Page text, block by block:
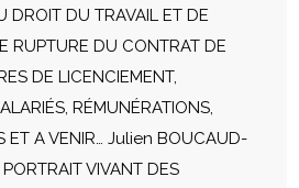
DU TRAVAIL ET DE
RUPTURE DU CONTRAT DE
DE LICENCIEMENT,
RÉMUNÉRATIONS,
ET A VENIR… Julien BOUCAUD-
VIVANT DES